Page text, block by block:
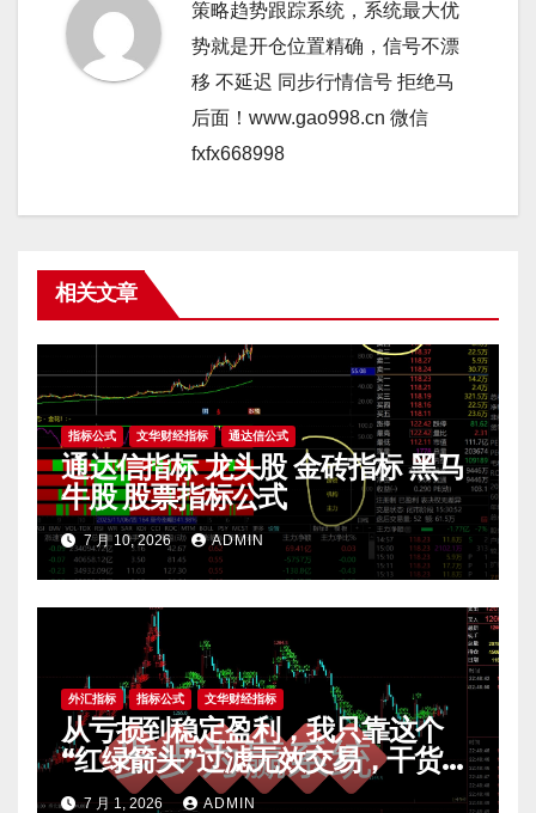
策略趋势跟踪系统，系统最大优
势就是开仓位置精确，信号不漂
移 不延迟 同步行情信号 拒绝马
后面！www.gao998.cn 微信
fxfx668998
相关文章
指标公式 文华财经指标 通达信公式
通达信指标 龙头股 金砖指标 黑马
牛股 股票指标公式
7 月 10, 2026 ADMIN
外汇指标 指标公式 文华财经指标
从亏损到稳定盈利，我只靠这个
“红绿箭头”过滤无效交易，干货全
公开 mt4指标
7 月 1, 2026 ADMIN